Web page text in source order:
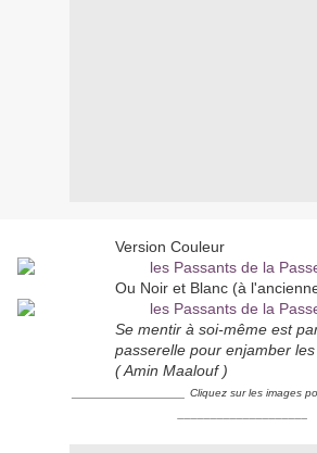
Version Couleur
Ou Noir et Blanc (à
Se mentir à soi-même est
passerelle pour enjamber les
( Amin Maalouf )
Cliquez sur les images